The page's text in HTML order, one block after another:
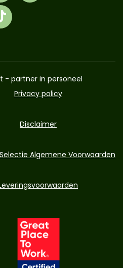
- partner in personeel
Privacy policy
Disclaimer
Algemene Voorwaarden